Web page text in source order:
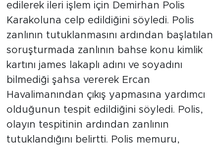
edilerek ileri işlem için Demirhan Polis
Karakoluna celp edildiğini söyledi. Polis
zanlının tutuklanmasını ardından başlatılan
soruşturmada zanlının bahse konu kimlik
kartını james lakaplı adını ve soyadını
bilmediği şahsa vererek Ercan
Havalimanından çıkış yapmasına yardımcı
olduğunun tespit edildiğini söyledi. Polis,
olayın tespitinin ardından zanlının
tutuklandığını belirtti. Polis memuru,